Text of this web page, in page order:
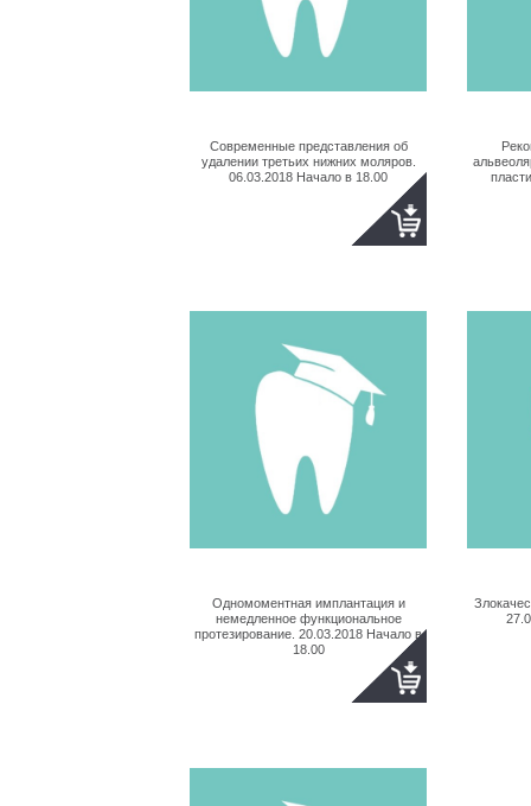
Современные представления об
удалении третьих нижних моляров.
06.03.2018 Начало в 18.00
Одномоментная имплантация и
немедленное функциональное
протезирование. 20.03.2018 Начало в
18.00